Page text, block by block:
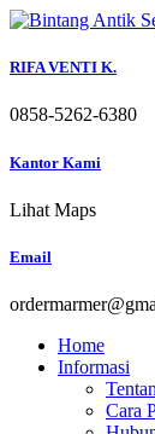
Skip
content
RIFA VENTI K.
0858-5262-6380
Kantor Kami
Lihat Maps
Email
Home
Informasi
Cara